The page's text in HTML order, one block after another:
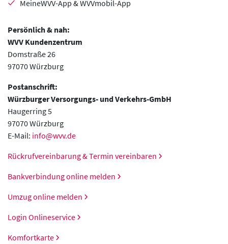
MeineWVV-App & WVVmobil-App
Persönlich & nah:
WVV Kundenzentrum
Domstraße 26
97070 Würzburg
Postanschrift:
Würzburger Versorgungs- und Verkehrs-GmbH
Haugerring 5
97070 Würzburg
E-Mail: info@wvv.de
Rückrufvereinbarung & Termin vereinbaren
Bankverbindung online melden
Umzug online melden
Login Onlineservice
Komfortkarte